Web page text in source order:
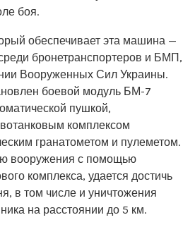
боя.
обеспечивает эта машина —
бронетранспортеров и БМП,
Вооруженных Сил Украины.
боевой модуль БМ-7
пушкой,
комплексом
гранатометом и пулеметом.
вооружения с помощью
комплекса, удается достичь
в том числе и уничтожения
на расстоянии до 5 км.